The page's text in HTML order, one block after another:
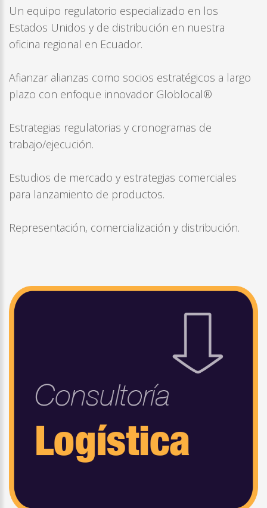
Un equipo regulatorio especializado en los
Estados Unidos y de distribución en nuestra
oficina regional en Ecuador.
Afianzar alianzas como socios estratégicos a largo
plazo con enfoque innovador Globlocal®
Estrategias regulatorias y cronogramas de
trabajo/ejecución.
Estudios de mercado y estrategias comerciales
para lanzamiento de productos.
Representación, comercialización y distribución.